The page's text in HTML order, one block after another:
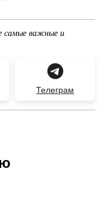
самые важные и
Телеграм